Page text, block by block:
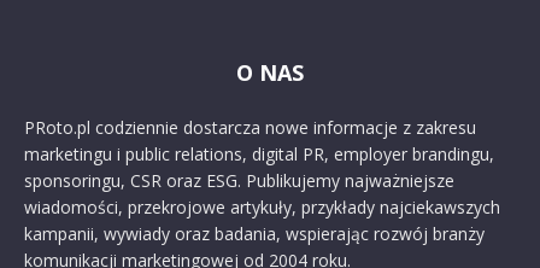
O NAS
PRoto.pl codziennie dostarcza nowe informacje z zakresu
marketingu i public relations, digital PR, employer brandingu,
sponsoringu, CSR oraz ESG. Publikujemy najważniejsze
wiadomości, przekrojowe artykuły, przykłady najciekawszych
kampanii, wywiady oraz badania, wspierając rozwój branży
komunikacji marketingowej od 2004 roku.